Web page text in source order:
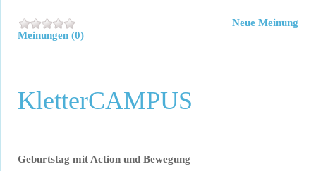
Meinungen (0)
Neue Meinung
KletterCAMPUS
Geburtstag mit Action und Bewegung